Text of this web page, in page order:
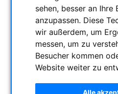
sehen, besser an Ihre
anzupassen. Diese
wir außerdem, um
messen, um zu
Besucher kommen
Website weiter zu
Alle
KATEGORIEN
NACHTSICHTGERÄTE ,
ENTFERNUNGSMESSER
AKTUELLE ANGEBOTE
ASTROPROFESSIONAL
SECONDHAND &